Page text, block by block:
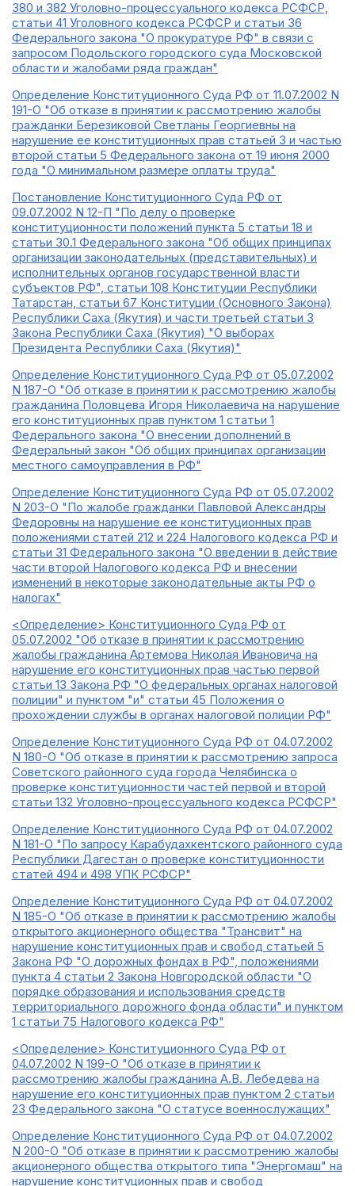
380 и 382 Уголовно-процессуального кодекса РСФСР,
статьи 41 Уголовного кодекса РСФСР и статьи 36
Федерального закона "О прокуратуре РФ" в связи с
запросом Подольского городского суда Московской
области и жалобами ряда граждан"
Определение Конституционного Суда РФ от 11.07.2002 N
191-О "Об отказе в принятии к рассмотрению жалобы
гражданки Березиковой Светланы Георгиевны на
нарушение ее конституционных прав статьей 3 и частью
второй статьи 5 Федерального закона от 19 июня 2000
года "О минимальном размере оплаты труда"
Постановление Конституционного Суда РФ от
09.07.2002 N 12-П "По делу о проверке
конституционности положений пункта 5 статьи 18 и
статьи 30.1 Федерального закона "Об общих принципах
организации законодательных (представительных) и
исполнительных органов государственной власти
субъектов РФ", статьи 108 Конституции Республики
Татарстан, статьи 67 Конституции (Основного Закона)
Республики Саха (Якутия) и части третьей статьи 3
Закона Республики Саха (Якутия) "О выборах
Президента Республики Саха (Якутия)"
Определение Конституционного Суда РФ от 05.07.2002
N 187-О "Об отказе в принятии к рассмотрению жалобы
гражданина Половцева Игоря Николаевича на нарушение
его конституционных прав пунктом 1 статьи 1
Федерального закона "О внесении дополнений в
Федеральный закон "Об общих принципах организации
местного самоуправления в РФ"
Определение Конституционного Суда РФ от 05.07.2002
N 203-О "По жалобе гражданки Павловой Александры
Федоровны на нарушение ее конституционных прав
положениями статей 212 и 224 Налогового кодекса РФ и
статьи 31 Федерального закона "О введении в действие
части второй Налогового кодекса РФ и внесении
изменений в некоторые законодательные акты РФ о
налогах"
<Определение> Конституционного Суда РФ от
05.07.2002 "Об отказе в принятии к рассмотрению
жалобы гражданина Артемова Николая Ивановича на
нарушение его конституционных прав частью первой
статьи 13 Закона РФ "О федеральных органах налоговой
полиции" и пунктом "и" статьи 45 Положения о
прохождении службы в органах налоговой полиции РФ"
Определение Конституционного Суда РФ от 04.07.2002
N 180-О "Об отказе в принятии к рассмотрению запроса
Советского районного суда города Челябинска о
проверке конституционности частей первой и второй
статьи 132 Уголовно-процессуального кодекса РСФСР"
Определение Конституционного Суда РФ от 04.07.2002
N 181-О "По запросу Карабудахкентского районного суда
Республики Дагестан о проверке конституционности
статей 494 и 498 УПК РСФСР"
Определение Конституционного Суда РФ от 04.07.2002
N 185-О "Об отказе в принятии к рассмотрению жалобы
открытого акционерного общества "Трансвит" на
нарушение конституционных прав и свобод статьей 5
Закона РФ "О дорожных фондах в РФ", положениями
пункта 4 статьи 2 Закона Новгородской области "О
порядке образования и использования средств
территориального дорожного фонда области" и пунктом
1 статьи 75 Налогового кодекса РФ"
<Определение> Конституционного Суда РФ от
04.07.2002 N 199-О "Об отказе в принятии к
рассмотрению жалобы гражданина А.В. Лебедева на
нарушение его конституционных прав пунктом 2 статьи
23 Федерального закона "О статусе военнослужащих"
Определение Конституционного Суда РФ от 04.07.2002
N 200-О "Об отказе в принятии к рассмотрению жалобы
акционерного общества открытого типа "Энергомаш" на
нарушение конституционных прав и свобод